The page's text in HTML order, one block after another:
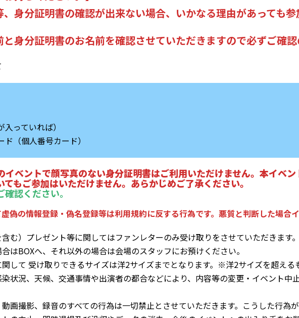
身分証明書の確認が出来ない場合、いかなる理由があっても
身分証明書のお名前を確認させていただきますので必ずご確
っていれば）
ド（個人番号カード）
ベントで顔写真のない身分証明書はご利用いただけません。本イベ
もご参加はいただけません。あらかじめご了承ください。
確認ください。
偽の情報登録・偽名登録等は利用規約に反する行為です。悪質と判断した場合
含む）プレゼント等に関してはファンレターのみ受け取りをさせていただきます
はBOXへ、それ以外の場合は会場のスタッフにお預けください。
して 受け取りできるサイズは洋2サイズまでとなります。※洋2サイズを超える
染状況、天候、交通事情や出演者の都合などにより、内容等の変更・イベント
動画撮影、録音のすべての行為は一切禁止とさせていただきます。こうした行為